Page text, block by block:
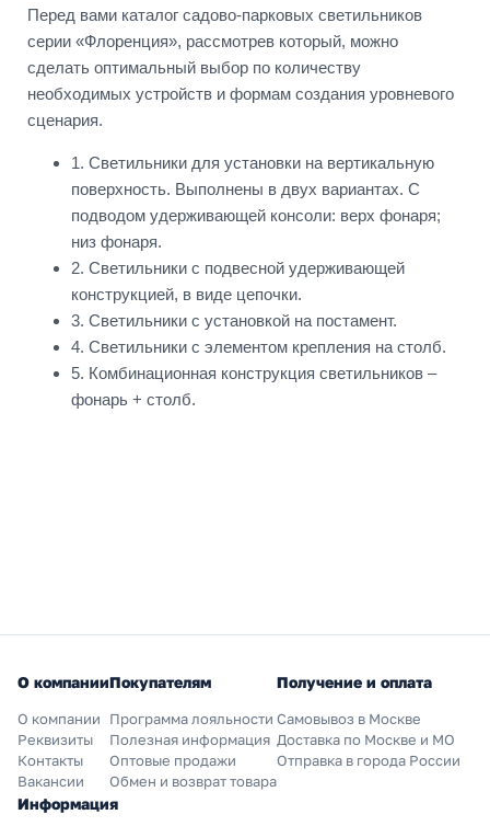
Перед вами каталог садово-парковых светильников
серии «Флоренция», рассмотрев который, можно
сделать оптимальный выбор по количеству
необходимых устройств и формам создания уровневого
сценария.
1. Светильники для установки на вертикальную
поверхность. Выполнены в двух вариантах. С
подводом удерживающей консоли: верх фонаря;
низ фонаря.
2. Светильники с подвесной удерживающей
конструкцией, в виде цепочки.
3. Светильники с установкой на постамент.
4. Светильники с элементом крепления на столб.
5. Комбинационная конструкция светильников –
фонарь + столб.
О компании
О компании
Реквизиты
Контакты
Вакансии
Покупателям
Программа лояльности
Полезная информация
Оптовые продажи
Обмен и возврат товара
Получение и оплата
Самовывоз в Москве
Доставка по Москве и МО
Отправка в города России
Информация